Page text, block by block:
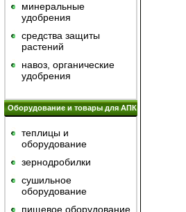
минеральные
удобрения
средства защиты
растений
навоз, органические
удобрения
Оборудование и товары для АПК
теплицы и
оборудование
зернодробилки
сушильное
оборудование
пищевое оборудование